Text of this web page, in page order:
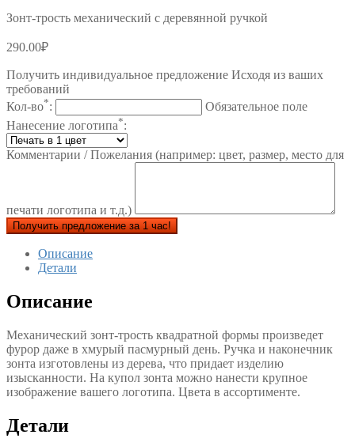
Зонт-трость механический с деревянной ручкой
290.00₽
Получить индивидуальное предложение Исходя из ваших
требований
Кол-во*:
Обязательное поле
Нанесение логотипа*:
Комментарии / Пожелания (например: цвет, размер, место для
печати логотипа и т.д.)
Получить предложение за 1 час!
Описание
Детали
Описание
Механический зонт-трость квадратной формы произведет
фурор даже в хмурый пасмурный день. Ручка и наконечник
зонта изготовлены из дерева, что придает изделию
изысканности. На купол зонта можно нанести крупное
изображение вашего логотипа. Цвета в ассортименте.
Детали